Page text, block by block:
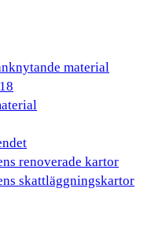
material
renoverade kartor
skattläggningskartor